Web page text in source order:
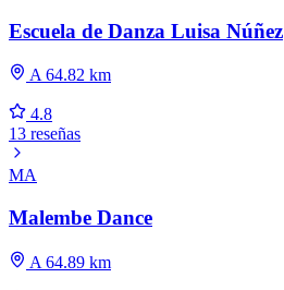
Escuela de Danza Luisa Núñez
A 64.82 km
4.8
13 reseñas
MA
Malembe Dance
A 64.89 km